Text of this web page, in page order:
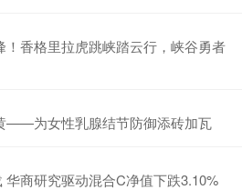
！香格里拉虎跳峡踏云行，峡谷勇者
——为女性乳腺结节防御添砖加瓦
商研究驱动混合C净值下跌3.10%